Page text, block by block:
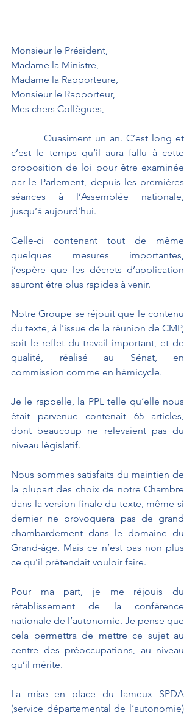
Monsieur le Président,
Madame la Ministre,
Madame la Rapporteure,
Monsieur le Rapporteur,
Mes chers Collègues,
Quasiment un an. C’est long et
c’est le temps qu’il aura fallu à cette
proposition de loi pour être examinée
par le Parlement, depuis les premières
séances à l’Assemblée nationale,
jusqu’à aujourd’hui.
Celle-ci contenant tout de même
quelques mesures importantes,
j’espère que les décrets d’application
sauront être plus rapides à venir.
Notre Groupe se réjouit que le contenu
du texte, à l’issue de la réunion de CMP,
soit le reflet du travail important, et de
qualité, réalisé au Sénat, en
commission comme en hémicycle.
Je le rappelle, la PPL telle qu’elle nous
était parvenue contenait 65 articles,
dont beaucoup ne relevaient pas du
niveau législatif.
Nous sommes satisfaits du maintien de
la plupart des choix de notre Chambre
dans la version finale du texte, même si
dernier ne provoquera pas de grand
chambardement dans le domaine du
Grand-âge. Mais ce n’est pas non plus
ce qu’il prétendait vouloir faire.
Pour ma part, je me réjouis du
rétablissement de la conférence
nationale de l’autonomie. Je pense que
cela permettra de mettre ce sujet au
centre des préoccupations, au niveau
qu’il mérite.
La mise en place du fameux SPDA
(service départemental de l’autonomie)